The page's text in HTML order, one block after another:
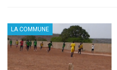
LA COMMUNE